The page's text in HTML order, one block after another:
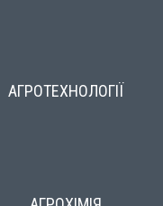
АГРОТЕХНОЛОГІЇ